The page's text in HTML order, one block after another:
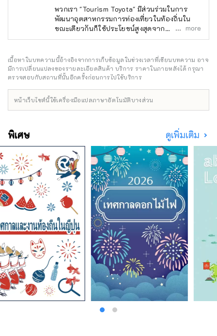
พวกเรา "Tourism Toyota" มีส่วนร่วมในการ
พัฒนาอุตสาหกรรมการท่องเที่ยวในท้องถิ่นใน
ขณะเดียวกันก็ใช้ประโยชน์สูงสุดจาก
อุตสาหกรรมการผลิตของเมืองโตโยต้าและ
ธรรมชาติ เป็นกลุ่ม เริ่มจาก Korankei จุดชมใบไม้
เปลี่ยนสียอดนิยมในเขต Tokai เทศกาลดอกไม้ไฟ
Toyota Oiden Matsuri ซึ่งใหญ่ที่สุดในเขต
เมือง และพิพิธภัณฑ์ศิลปะเทศบาล Toyota ซึ่งจัด
ที่หลากหลายและแหล่งท่องเที่ยวที่น่าสนใจ เรา
หวังว่าคุณจะไปเยี่ยมชมหลายครั้งตลอดทั้งปี เพื่อ
ให้เมืองโตโยต้ายังคงเป็นเมืองที่ได้รับเลือกให้เป็น
สถานที่ท่องเที่ยวต่อไปในอนาคต เรากำลังทำงาน
เพื่อ "ถ่ายทอด" เสน่ห์ของโตโยต้า "ปรับแต่ง"
ทรัพยากรการท่องเที่ยว และ "มีส่วนร่วม" ในการ
พัฒนาภูมิภาค ผ่านการท่องเที่ยวเพิ่มขึ้น
more
เนื้อหาในบทความนี้อ้างอิงจากการเก็บข้อมูลในช่วงเวลาที่เขียนบทความ อาจ
มีการเปลี่ยนแปลงของรายละเอียดสินค้า บริการ ราคาในภายหลังได้ กรุณา
ตรวจสอบกับสถานที่นั้นอีกครั้งก่อนการไปใช้บริการ
หน้าเว็บไซต์นี้ใช้เครื่องมือแปลภาษาอัตโนมัติบางส่วน
พิเศษ ดูเพิ่มเติม